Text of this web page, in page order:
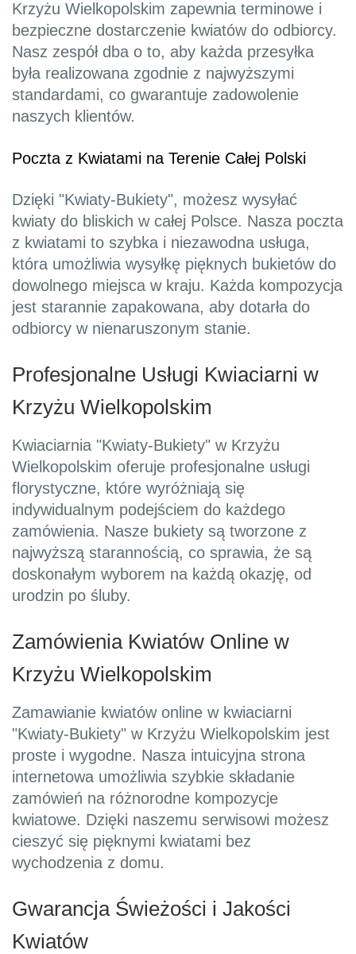
Krzyżu Wielkopolskim zapewnia terminowe i
bezpieczne dostarczenie kwiatów do odbiorcy.
Nasz zespół dba o to, aby każda przesyłka
była realizowana zgodnie z najwyższymi
standardami, co gwarantuje zadowolenie
naszych klientów.
Poczta z Kwiatami na Terenie Całej Polski
Dzięki "Kwiaty-Bukiety", możesz wysyłać
kwiaty do bliskich w całej Polsce. Nasza poczta
z kwiatami to szybka i niezawodna usługa,
która umożliwia wysyłkę pięknych bukietów do
dowolnego miejsca w kraju. Każda kompozycja
jest starannie zapakowana, aby dotarła do
odbiorcy w nienaruszonym stanie.
Profesjonalne Usługi Kwiaciarni w
Krzyżu Wielkopolskim
Kwiaciarnia "Kwiaty-Bukiety" w Krzyżu
Wielkopolskim oferuje profesjonalne usługi
florystyczne, które wyróżniają się
indywidualnym podejściem do każdego
zamówienia. Nasze bukiety są tworzone z
najwyższą starannością, co sprawia, że są
doskonałym wyborem na każdą okazję, od
urodzin po śluby.
Zamówienia Kwiatów Online w
Krzyżu Wielkopolskim
Zamawianie kwiatów online w kwiaciarni
"Kwiaty-Bukiety" w Krzyżu Wielkopolskim jest
proste i wygodne. Nasza intuicyjna strona
internetowa umożliwia szybkie składanie
zamówień na różnorodne kompozycje
kwiatowe. Dzięki naszemu serwisowi możesz
cieszyć się pięknymi kwiatami bez
wychodzenia z domu.
Gwarancja Świeżości i Jakości
Kwiatów